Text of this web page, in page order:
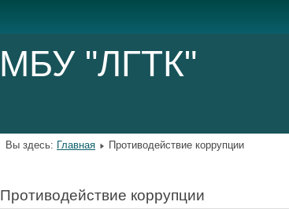
МБУ "ЛГТК"
Вы здесь: Главная Противодействие коррупции
Противодействие коррупции